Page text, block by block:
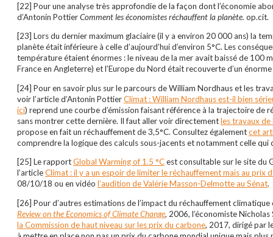
[22] Pour une analyse très approfondie de la façon dont l’économie
d’Antonin PottierComment les économistes réchauffent la planète. op.cit.
[23] Lors du dernier maximum glaciaire (il y a environ 20 000 ans) la
planète était inférieure à celle d’aujourd’hui d’environ 5°C. Les
température étaient énormes : le niveau de la mer avait baissé de 100
France en Angleterre) et l’Europe du Nord était recouverte d’un
[24] Pour en savoir plus sur le parcours de William Nordhaus et les
voir l’article d’Antonin PottierClimat : William Nordhaus est-il bien
ici) reprend une courbe d’émission faisant référence à la trajectoire de
sans montrer cette dernière. Il faut aller voir directementles travaux de
propose en fait un réchauffement de 3,5°C. Consultez égalementcet
comprendre la logique des calculs sous-jacents et notamment celle qui
[25] Le rapportGlobal Warming of 1.5 °Cest consultable sur le site du
l’articleClimat : il y a un espoir de limiter le réchauffement mais au prix
08/10/18 ou en vidéo l’audition de Valérie Masson-Delmotte au Sénat.
[26] Pour d’autres estimations de l’impact du réchauffement
Review on the Economics of Climate Change, 2006, l’économiste
la Commission de haut niveau sur les prix du carbone, 2017, dirigé par